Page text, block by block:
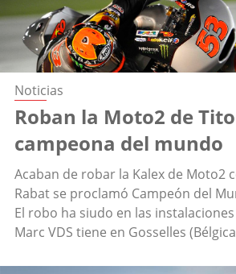
Noticias
Roban la Moto2 de
campeona del mundo
Acaban de robar la Kalex de Moto2
Rabat se proclamó Campeón del
El robo ha siudo en las
Marc VDS tiene en Gosselles